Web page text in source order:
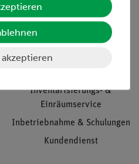
Service
Übersicht Service
Inventarisierungs- &
Einräumservice
Inbetriebnahme & Schulungen
Kundendienst